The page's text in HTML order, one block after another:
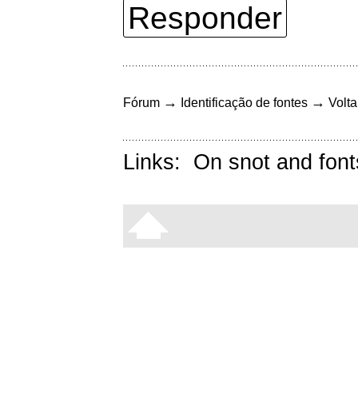
Responder
Fórum → Identificação de fontes →
Links: On snot and